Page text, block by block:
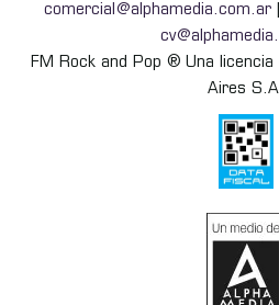
comercial@alphamedia.com.ar
FM Rock and Pop ® Una licencia
Aires